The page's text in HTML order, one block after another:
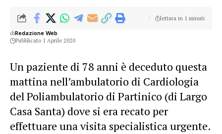
diRedazione Web
Pubblicato 1 Aprile 2020
lettura in 1 minuti
Un paziente di 78 anni è deceduto questa
mattina nell’ambulatorio di Cardiologia
del Poliambulatorio di Partinico (di Largo
Casa Santa) dove si era recato per
effettuare una visita specialistica urgente.